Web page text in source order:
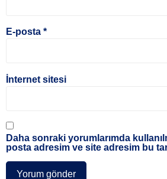
E-posta *
İnternet sitesi
Daha sonraki yorumlarımda
posta adresim ve site adresim bu